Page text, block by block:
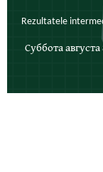
Rezultatele
Суббота